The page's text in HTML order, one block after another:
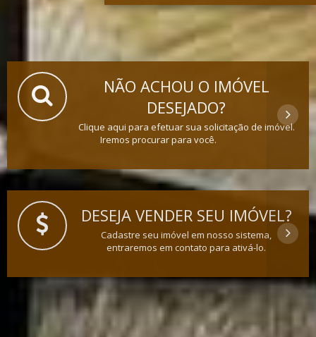
NÃO ACHOU O IMÓVEL
DESEJADO?
Clique aqui para efetuar sua solicitação de imóvel.
Iremos procurar para você.
DESEJA VENDER SEU IMÓVEL?
Cadastre seu imóvel em nosso sistema,
entraremos em contato para ativá-lo.